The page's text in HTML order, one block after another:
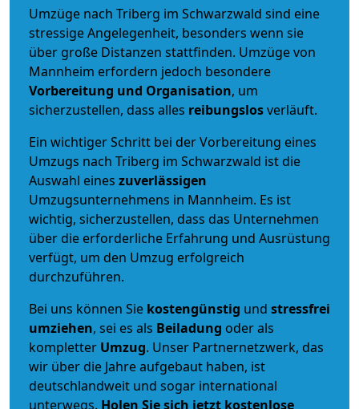
Umzüge nach Triberg im Schwarzwald sind eine
stressige Angelegenheit, besonders wenn sie
über große Distanzen stattfinden. Umzüge von
Mannheim erfordern jedoch besondere
Vorbereitung und Organisation, um
sicherzustellen, dass alles reibungslosverläuft.
Ein wichtiger Schritt bei der Vorbereitung eines
Umzugs nach Triberg im Schwarzwald ist die
Auswahl eines zuverlässigen
Umzugsunternehmens in Mannheim. Es ist
wichtig, sicherzustellen, dass das Unternehmen
über die erforderliche Erfahrung und Ausrüstung
verfügt, um den Umzug erfolgreich
durchzuführen.
Bei uns können Sie kostengünstig und stressfrei
umziehen, sei es als Beiladung oder als
kompletter Umzug. Unser Partnernetzwerk, das
wir über die Jahre aufgebaut haben, ist
deutschlandweit und sogar international
unterwegs. Holen Sie sich jetzt kostenlose